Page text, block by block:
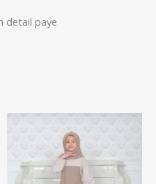
detail paye